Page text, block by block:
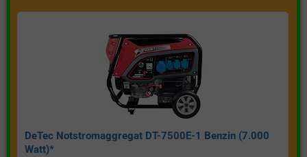
DeTec Notstromaggregat DT-7500E-1 Benzin (7.000
Watt)*